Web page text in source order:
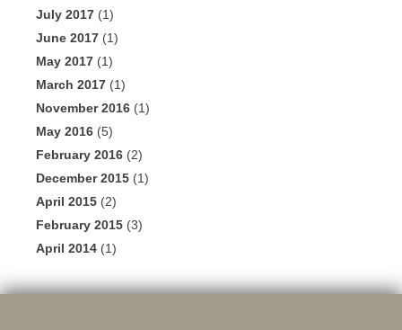
July 2017 (1)
June 2017 (1)
May 2017 (1)
March 2017 (1)
November 2016 (1)
May 2016 (5)
February 2016 (2)
December 2015 (1)
April 2015 (2)
February 2015 (3)
April 2014 (1)